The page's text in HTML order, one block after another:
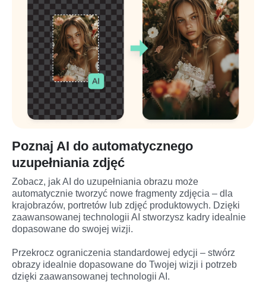
Poznaj AI do automatycznego
uzupełniania zdjęć
Zobacz, jak AI do uzupełniania obrazu może
automatycznie tworzyć nowe fragmenty zdjęcia – dla
krajobrazów, portretów lub zdjęć produktowych. Dzięki
zaawansowanej technologii AI stworzysz kadry idealnie
dopasowane do swojej wizji.
Przekrocz ograniczenia standardowej edycji – stwórz
obrazy idealnie dopasowane do Twojej wizji i potrzeb
dzięki zaawansowanej technologii AI.